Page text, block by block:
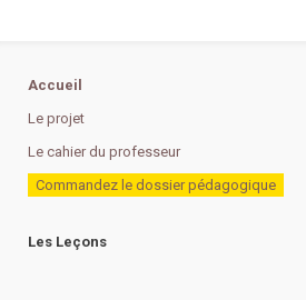
Accueil
Le projet
Le cahier du professeur
Commandez le dossier pédagogique
Les Leçons